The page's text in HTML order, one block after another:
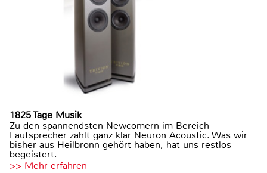
1825 Tage Musik
Zu den spannendsten Newcomern im Bereich
Lautsprecher zählt ganz klar Neuron Acoustic. Was wir
bisher aus Heilbronn gehört haben, hat uns restlos
begeistert.
>> Mehr erfahren